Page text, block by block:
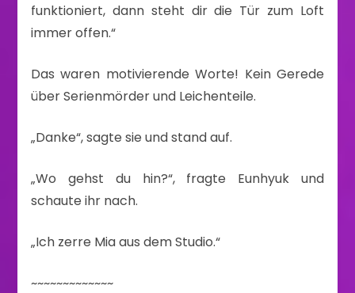
funktioniert, dann steht dir die Tür zum Loft
immer offen.“
Das waren motivierende Worte! Kein Gerede
über Serienmörder und Leichenteile.
„Danke“, sagte sie und stand auf.
„Wo gehst du hin?“, fragte Eunhyuk und
schaute ihr nach.
„Ich zerre Mia aus dem Studio.“
~~~~~~~~~~~~~